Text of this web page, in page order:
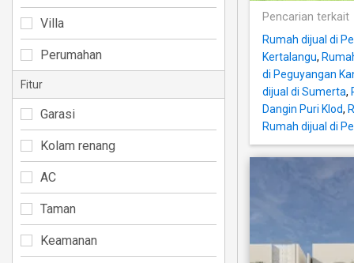
Pencarian terkait
Rumah dijual di
Kertalangu,
di Peguyangan
dijual di Sumerta,
Dangin Puri Klod,
Rumah dijual di
Villa
Perumahan
Fitur
Garasi
Kolam renang
AC
Taman
Keamanan